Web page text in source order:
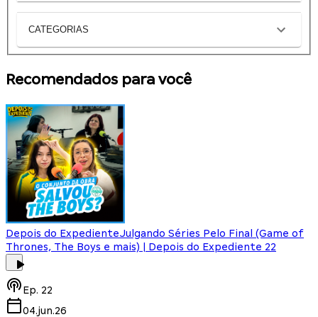
CATEGORIAS
Recomendados para você
Depois do ExpedienteJulgando Séries Pelo Final (Game of
Thrones, The Boys e mais) | Depois do Expediente 22
Ep. 22
04.jun.26